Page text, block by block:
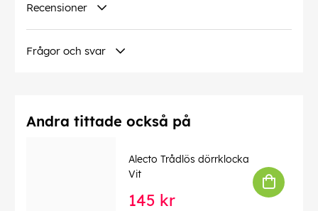
Recensioner
Frågor och svar
Andra tittade också på
Alecto Trådlös dörrklocka
Vit
145 kr